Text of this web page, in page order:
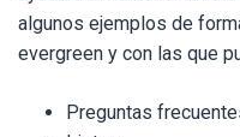
algunos ejemplos de
evergreen y con las que
Preguntas